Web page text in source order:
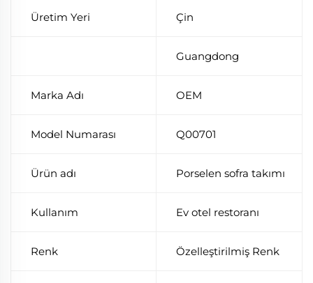
Üretim Yeri Çin
Guangdong
Marka Adı OEM
Model Numarası Q00701
Ürün adı Porselen sofra takımı
Kullanım Ev otel restoranı
Renk Özelleştirilmiş Renk